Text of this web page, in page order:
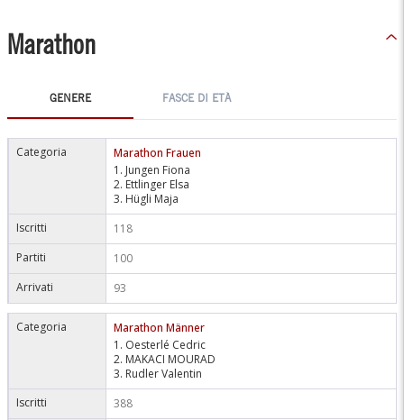
Marathon
GENERE FASCE DI ETÀ
Categoria
Iscritti
Partiti
Arrivati
Marathon Frauen
1. Jungen Fiona
2. Ettlinger Elsa
3. Hügli Maja
118
100
93
Categoria
Iscritti
Marathon Männer
1. Oesterlé Cedric
2. MAKACI MOURAD
3. Rudler Valentin
388